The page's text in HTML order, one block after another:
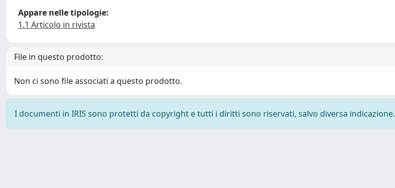
Appare nelle tipologie:
1.1 Articolo in rivista
File in questo prodotto:
Non ci sono file associati a questo prodotto.
I documenti in IRIS sono protetti da copyright e tutti i diritti sono riservati, salvo diversa indicazione.